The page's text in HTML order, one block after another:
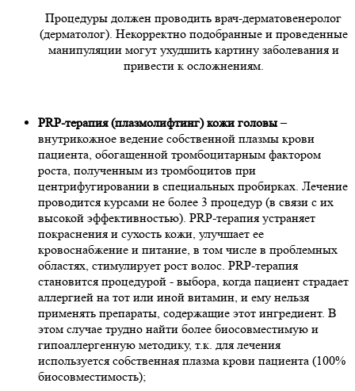
Процедуры должен проводить врач-дерматовенеролог
(дерматолог). Некорректно подобранные и проведенные
манипуляции могут ухудшить картину заболевания и
привести к осложнениям.
PRP-терапия (плазмолифтинг) кожи головы–
внутрикожное ведение собственной плазмы крови
пациента, обогащенной тромбоцитарным фактором
роста, полученным из тромбоцитов при
центрифугировании в специальных пробирках. Лечение
проводится курсами не более 3 процедур (в связи с их
высокой эффективностью). PRP-терапия устраняет
покраснения и сухость кожи, улучшает ее
кровоснабжение и питание, в том числе в проблемных
областях, стимулирует рост волос. PRP-терапия
становится процедурой - выбора, когда пациент страдает
аллергией на тот или иной витамин, и ему нельзя
применять препараты, содержащие этот ингредиент. В
этом случае трудно найти более биосовместимую и
гипоаллергенную методику, т.к. для лечения
используется собственная плазма крови пациента (100%
биосовместимость);